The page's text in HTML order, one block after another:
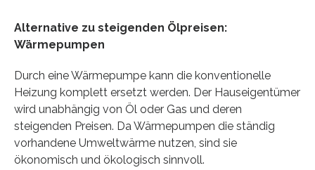
Alternative zu steigenden Ölpreisen:
Wärmepumpen
Durch eine Wärmepumpe kann die konventionelle
Heizung komplett ersetzt werden. Der Hauseigentümer
wird unabhängig von Öl oder Gas und deren
steigenden Preisen. Da Wärmepumpen die ständig
vorhandene Umweltwärme nutzen, sind sie
ökonomisch und ökologisch sinnvoll.